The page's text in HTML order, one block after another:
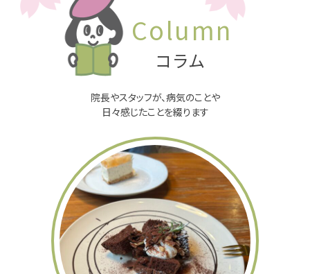
また、洗浄液の名称と金額が変更となります。詳
細は下記の通りになりますのでご確認下さい。
【変更内容】
・商品名 「アドバンスドパック→コンビネーショ
・料金 「1300円→1800円」
・変更日 「2025年10月02日」
皆様にご負担をおかけすることになりますが、ご
理解のほど宜しくお願い致します。
Column
コラム
院長やスタッフが、病気のことや
日々感じたことを綴ります